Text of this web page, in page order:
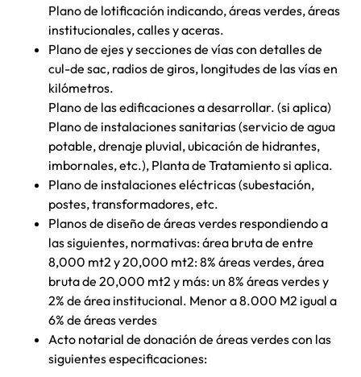
Plano de lotificación indicando, áreas verdes, áreas
institucionales, calles y aceras.
Plano de ejes y secciones de vías con detalles de
cul-de sac, radios de giros, longitudes de las vías en
kilómetros.
Plano de las edificaciones a desarrollar. (si aplica)
Plano de instalaciones sanitarias (servicio de agua
potable, drenaje pluvial, ubicación de hidrantes,
imbornales, etc.), Planta de Tratamiento si aplica.
Plano de instalaciones eléctricas (subestación,
postes, transformadores, etc.
Planos de diseño de áreas verdes respondiendo a
las siguientes, normativas: área bruta de entre
8,000 mt2 y 20,000 mt2: 8% áreas verdes, área
bruta de 20,000 mt2 y más: un 8% áreas verdes y
2% de área institucional. Menor a 8.000 M2 igual a
6% de áreas verdes
Acto notarial de donación de áreas verdes con las
siguientes especificaciones: